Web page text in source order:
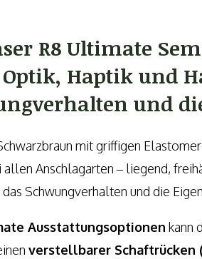
R8 Ultimate
Haptik und
und
mit griffigen
Anschlagarten – liegend,
Schwungverhalten und die
Ausstattungsoptionen kann
verstellbarer Schaftrücken